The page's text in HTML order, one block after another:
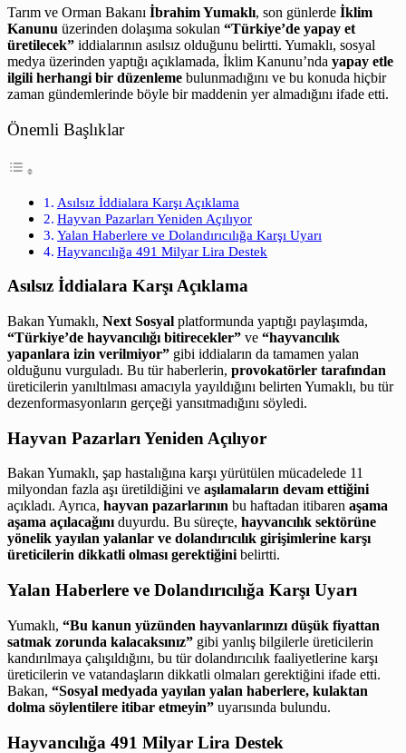
Tarım ve Orman Bakanı İbrahim Yumaklı, son günlerde İklim
Kanunu üzerinden dolaşıma sokulan “Türkiye’de yapay et
üretilecek” iddialarının asılsız olduğunu belirtti. Yumaklı, sosyal
medya üzerinden yaptığı açıklamada, İklim Kanunu’nda yapay etle
ilgili herhangi bir düzenleme bulunmadığını ve bu konuda hiçbir
zaman gündemlerinde böyle bir maddenin yer almadığını ifade etti.
Önemli Başlıklar
Asılsız İddialara Karşı Açıklama
Hayvan Pazarları Yeniden Açılıyor
Yalan Haberlere ve Dolandırıcılığa Karşı Uyarı
Hayvancılığa 491 Milyar Lira Destek
Asılsız İddialara Karşı Açıklama
Bakan Yumaklı, Next Sosyal platformunda yaptığı paylaşımda,
“Türkiye’de hayvancılığı bitirecekler” ve “hayvancılık
yapanlara izin verilmiyor” gibi iddiaların da tamamen yalan
olduğunu vurguladı. Bu tür haberlerin, provokatörler tarafından
üreticilerin yanıltılması amacıyla yayıldığını belirten Yumaklı, bu tür
dezenformasyonların gerçeği yansıtmadığını söyledi.
Hayvan Pazarları Yeniden Açılıyor
Bakan Yumaklı, şap hastalığına karşı yürütülen mücadelede 11
milyondan fazla aşı üretildiğini ve aşılamaların devam ettiğini
açıkladı. Ayrıca, hayvan pazarlarının bu haftadan itibaren aşama
aşama açılacağını duyurdu. Bu süreçte, hayvancılık sektörüne
yönelik yayılan yalanlar ve dolandırıcılık girişimlerine karşı
üreticilerin dikkatli olması gerektiğini belirtti.
Yalan Haberlere ve Dolandırıcılığa Karşı Uyarı
Yumaklı, “Bu kanun yüzünden hayvanlarınızı düşük fiyattan
satmak zorunda kalacaksınız” gibi yanlış bilgilerle üreticilerin
kandırılmaya çalışıldığını, bu tür dolandırıcılık faaliyetlerine karşı
üreticilerin ve vatandaşların dikkatli olmaları gerektiğini ifade etti.
Bakan, “Sosyal medyada yayılan yalan haberlere, kulaktan
dolma söylentilere itibar etmeyin” uyarısında bulundu.
Hayvancılığa 491 Milyar Lira Destek